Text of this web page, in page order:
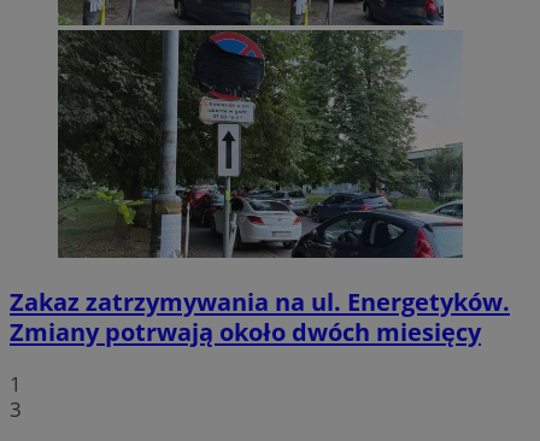
Zakaz zatrzymywania na ul. Energetyków.
Zmiany potrwają około dwóch miesięcy
1
3